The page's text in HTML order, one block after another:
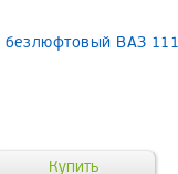
безлюфтовый ВАЗ